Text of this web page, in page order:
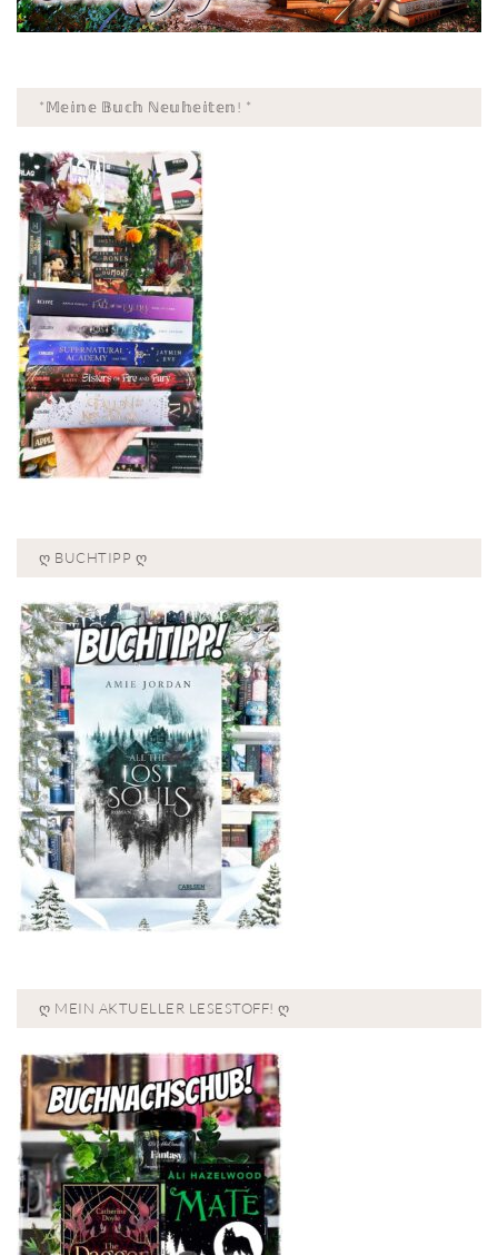
*𝕄𝕖𝕚𝕟𝕖 𝔹𝕦𝕔𝕙 ℕ𝕖𝕦𝕙𝕖𝕚𝕥𝕖𝕟! *
Ღ BUCHTIPP Ღ
Ღ MEIN AKTUELLER LESESTOFF! Ღ